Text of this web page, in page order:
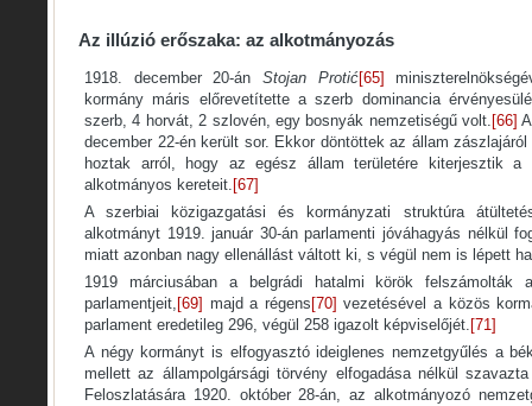
Az illúzió erőszaka: az alkotmányozás
1918. december 20-án Stojan Protić[65]
kormány máris előrevetítette a szerb dominancia
szerb, 4 horvát, 2 szlovén, egy bosnyák nemzetiségű volt. [66]
december 22-én került sor. Ekkor döntöttek az állam
hoztak arról, hogy az egész állam területére kiterjesztik a
alkotmányos kereteit. [67]
A szerbiai közigazgatási és kormányzati struktúra
alkotmányt 1919. január 30-án parlamenti jóváhagyás nélkül
miatt azonban nagy ellenállást váltott ki, s végül nem is lépett
1919 márciusában a belgrádi hatalmi körök felszámolták
parlamentjeit, [69] majd a régens [70] vezetésével a közös
parlament eredetileg 296, végül 258 igazolt képviselőjét. [71]
A négy kormányt is elfogyasztó ideiglenes nemzetgyűlés a
mellett az állampolgársági törvény elfogadása nélkül
Feloszlatására 1920. október 28-án, az alkotmányozó